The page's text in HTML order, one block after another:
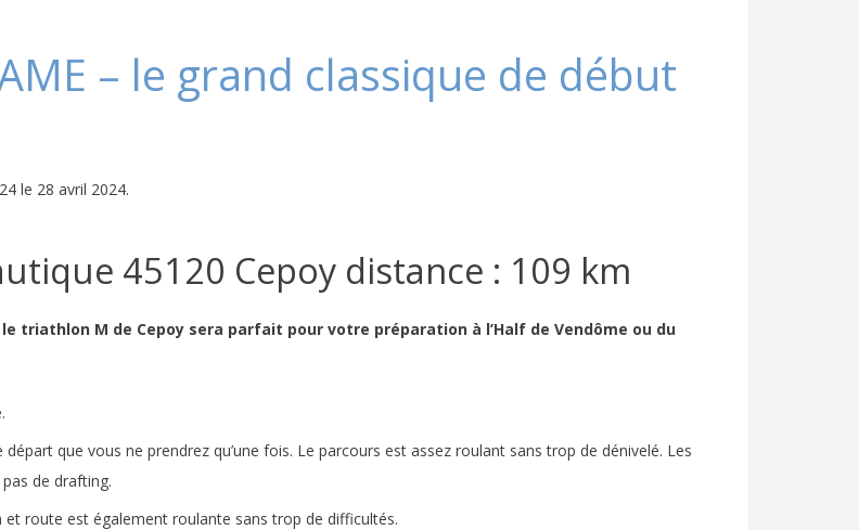
– le grand classique de début
le 28 avril 2024.
45120 Cepoy distance : 109 km
triathlon M de Cepoy sera parfait pour votre préparation à l’Half de Vendôme ou du
que vous ne prendrez qu’une fois. Le parcours est assez roulant sans trop de dénivelé. Les
de drafting.
route est également roulante sans trop de difficultés.